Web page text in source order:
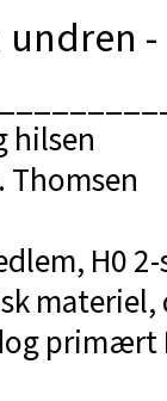
undren
hilsen
Thomsen
H0
primært